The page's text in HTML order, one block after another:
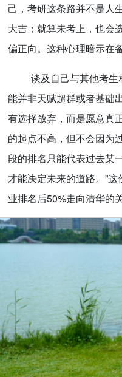
己，考研这条路并不是人
大吉；就算未考上，也会
偏正向。这种心理暗示在
谈及自己与其他考
能并非天赋超群或者基础
有选择放弃，而是愿意真
的起点不高，但不会因为
段的排名只能代表过去某
才能决定未来的道路。”
业排名后50%走向清华的